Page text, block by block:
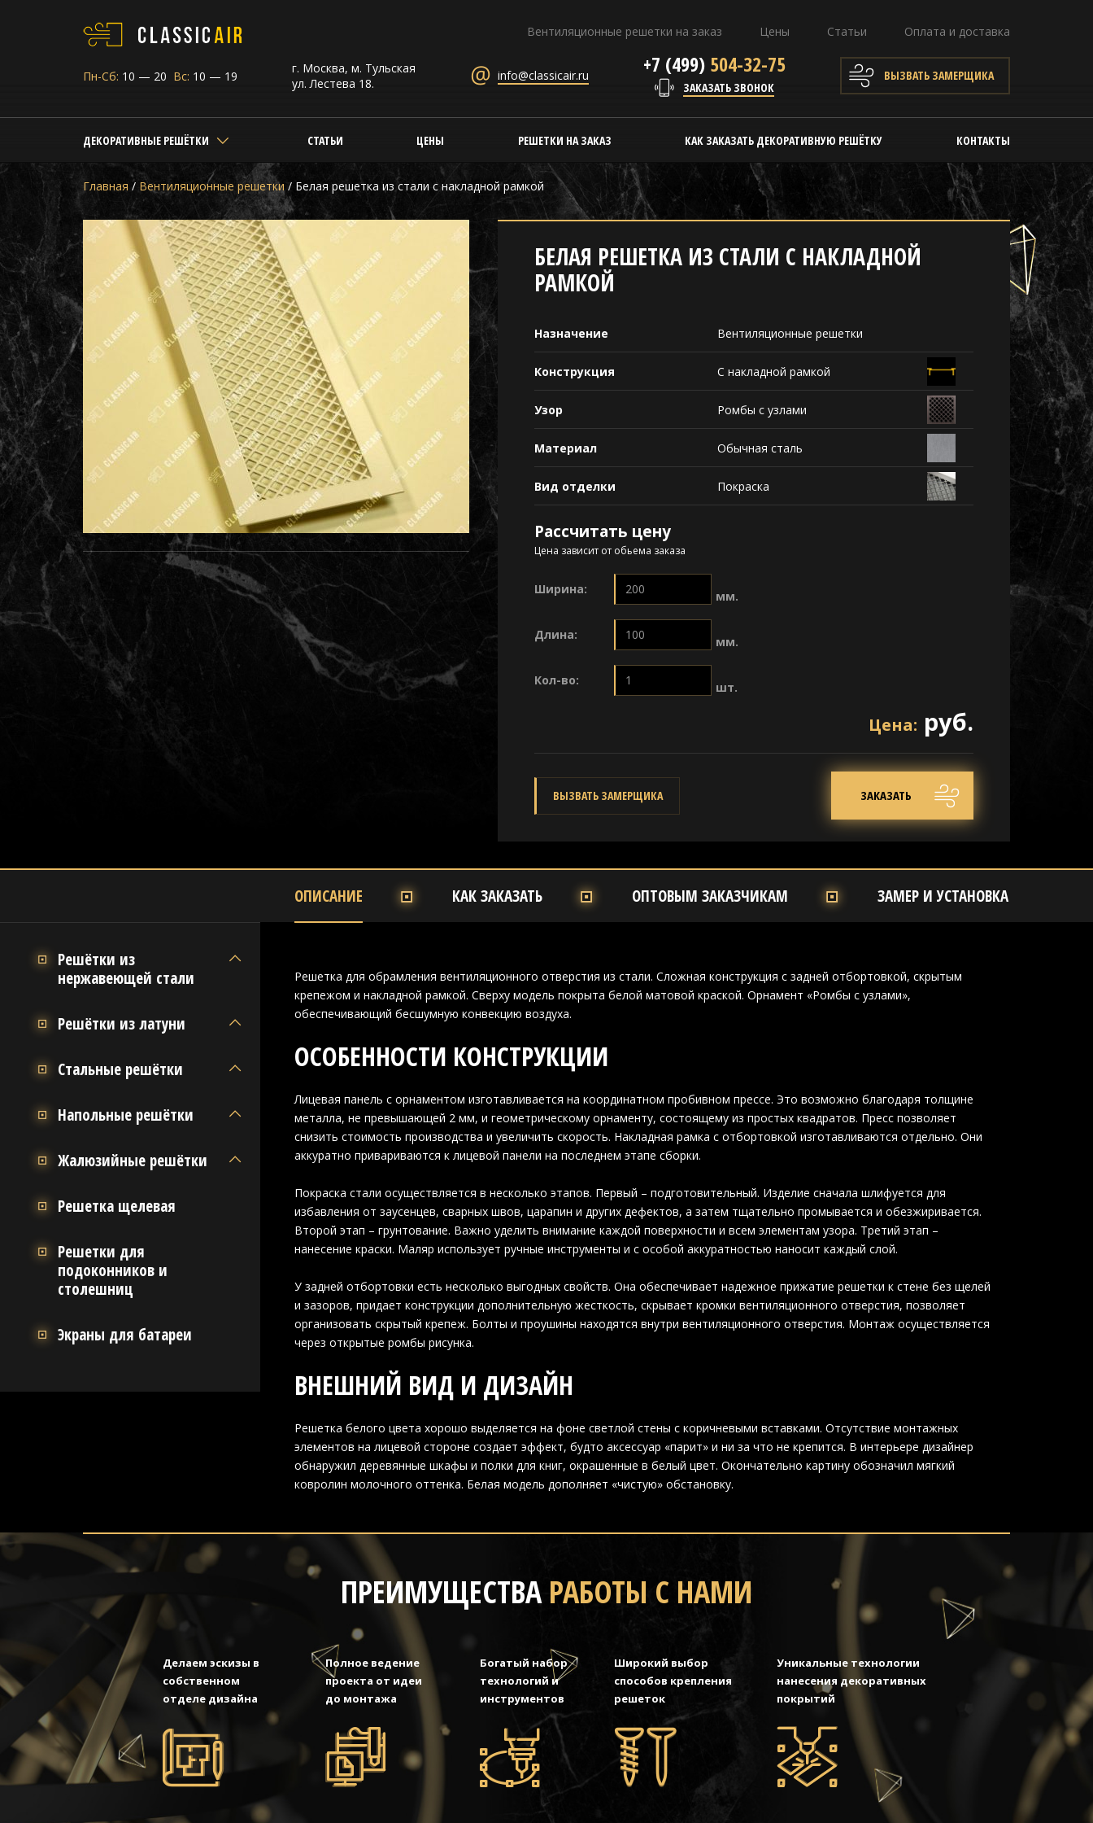
Вентиляционные решетки на заказ Цены Статьи Оплата и доставка
Пн-Сб: 10 — 20 Вс: 10 — 19
г. Москва, м. Тульская
ул. Лестева 18.
info@classicair.ru +7 (499)504-32-75
ЗАКАЗАТЬ ЗВОНОК
ВЫЗВАТЬ ЗАМЕРЩИКА
ДЕКОРАТИВНЫЕ РЕШЁТКИ СТАТЬИ ЦЕНЫ РЕШЕТКИ НА ЗАКАЗ КАК ЗАКАЗАТЬ ДЕКОРАТИВНУЮ РЕШЁТКУ КОНТАКТЫ
Главная / Вентиляционные решетки / Белая решетка из стали с накладной рамкой
БЕЛАЯ РЕШЕТКА ИЗ СТАЛИ С НАКЛАДНОЙ
РАМКОЙ
Назначение Вентиляционные решетки
Конструкция С накладной рамкой
Узор Ромбы с узлами
Материал Обычная сталь
Вид отделки Покраска
Рассчитать цену
Цена зависит от обьема заказа
Ширина: мм.
Длина: мм.
Кол-во: шт.
Цена: руб.
ВЫЗВАТЬ ЗАМЕРЩИКА ЗАКАЗАТЬ
ОПИСАНИЕ КАК ЗАКАЗАТЬ ОПТОВЫМ ЗАКАЗЧИКАМ ЗАМЕР И УСТАНОВКА
Решетка для обрамления вентиляционного отверстия из стали. Сложная конструкция с задней отбортовкой, скрытым
крепежом и накладной рамкой. Сверху модель покрыта белой матовой краской. Орнамент «Ромбы с узлами»,
обеспечивающий бесшумную конвекцию воздуха.
ОСОБЕННОСТИ КОНСТРУКЦИИ
Лицевая панель с орнаментом изготавливается на координатном пробивном прессе. Это возможно благодаря толщине
металла, не превышающей 2 мм, и геометрическому орнаменту, состоящему из простых квадратов. Пресс позволяет
снизить стоимость производства и увеличить скорость. Накладная рамка с отбортовкой изготавливаются отдельно. Они
аккуратно привариваются к лицевой панели на последнем этапе сборки.
Покраска стали осуществляется в несколько этапов. Первый – подготовительный. Изделие сначала шлифуется для
избавления от заусенцев, сварных швов, царапин и других дефектов, а затем тщательно промывается и обезжиривается.
Второй этап – грунтование. Важно уделить внимание каждой поверхности и всем элементам узора. Третий этап –
нанесение краски. Маляр использует ручные инструменты и с особой аккуратностью наносит каждый слой.
У задней отбортовки есть несколько выгодных свойств. Она обеспечивает надежное прижатие решетки к стене без щелей
и зазоров, придает конструкции дополнительную жесткость, скрывает кромки вентиляционного отверстия, позволяет
организовать скрытый крепеж. Болты и проушины находятся внутри вентиляционного отверстия. Монтаж осуществляется
через открытые ромбы рисунка.
ВНЕШНИЙ ВИД И ДИЗАЙН
Решетка белого цвета хорошо выделяется на фоне светлой стены с коричневыми вставками. Отсутствие монтажных
элементов на лицевой стороне создает эффект, будто аксессуар «парит» и ни за что не крепится. В интерьере дизайнер
обнаружил деревянные шкафы и полки для книг, окрашенные в белый цвет. Окончательно картину обозначил мягкий
ковролин молочного оттенка. Белая модель дополняет «чистую» обстановку.
Решётки из
нержавеющей стали
Решётки из латуни
Стальные решётки
Напольные решётки
Жалюзийные решётки
Решетка щелевая
Решетки для
подоконников и
столешниц
Экраны для батареи
ПРЕИМУЩЕСТВАРАБОТЫ С НАМИ
Делаем эскизы в
собственном
отделе дизайна
Полное ведение
проекта от идеи
до монтажа
Богатый набор
технологий и
инструментов
Широкий выбор
способов крепления
решеток
Уникальные технологии
нанесения декоративных
покрытий